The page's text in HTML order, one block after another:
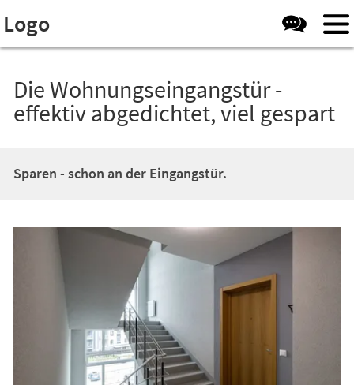
Assistenzsoftware
öffnen.
Logo
Die Wohnungseingangstür -
effektiv abgedichtet, viel gespart
Sparen - schon an der Eingangstür.